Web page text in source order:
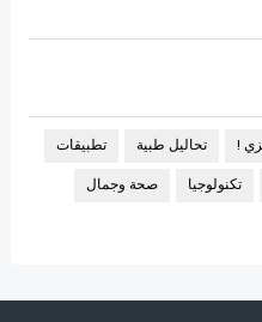
! تحاليل طبية تطبيقات
تكنولوجيا صحة وجمال